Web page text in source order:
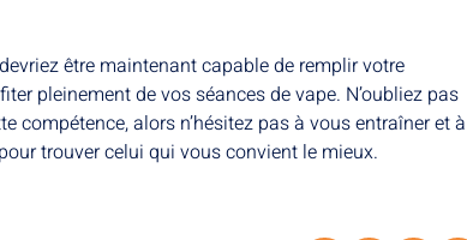
être maintenant capable de remplir votre
pleinement de vos séances de vape. N’oubliez pas
compétence, alors n’hésitez pas à vous entraîner et à
trouver celui qui vous convient le mieux.